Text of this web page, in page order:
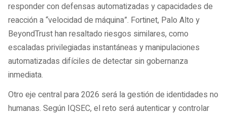
responder con defensas automatizadas y capacidades de
reacción a “velocidad de máquina”. Fortinet, Palo Alto y
BeyondTrust han resaltado riesgos similares, como
escaladas privilegiadas instantáneas y manipulaciones
automatizadas difíciles de detectar sin gobernanza
inmediata.
Otro eje central para 2026 será la gestión de identidades no
humanas. Según IQSEC, el reto será autenticar y controlar